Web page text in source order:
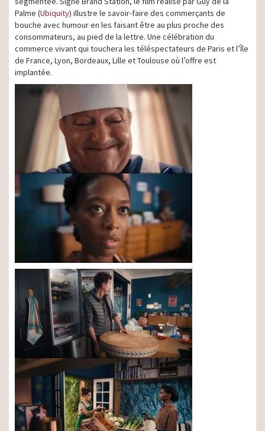
Palme (Ubiquity) illustre le savoir-faire des commerçants de
bouche avec humour en les faisant être au plus proche des
consommateurs, au pied de la lettre. Une célébration du
commerce vivant qui touchera les téléspectateurs de Paris et l’Île
de France, Lyon, Bordeaux, Lille et Toulouse où l’offre est
implantée.